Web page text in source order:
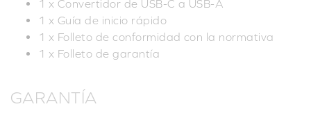
1 x Convertidor de USB-C a USB-A
1 x Guía de inicio rápido
1 x Folleto de conformidad con la normativa
1 x Folleto de garantía
GARANTÍA